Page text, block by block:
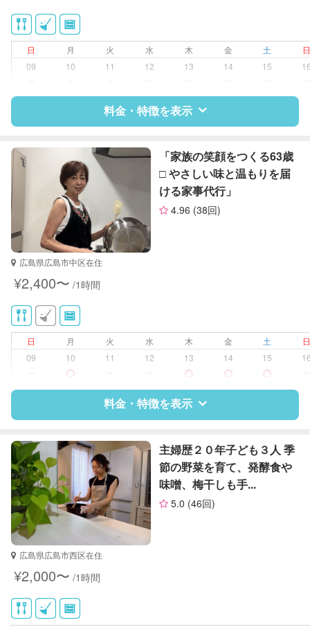
近隣買い物
家庭料理
作り置き料理
片付け/整理整頓
日 月 火 水 木 金 土
09
10 11 12 13 14 15
料金・特徴を表示
特徴 料金 レビュー
サポートの特徴
なし
対応可能/特徴
掃除（洗面所、お風呂場、お手洗
近隣買い物
家庭料理
作り置き料理
片付け/整理整頓
「家族の笑顔をつくる63歳
□️ やさしい味と温もりを届
ける家事代行」
4.96 (38回)
広島県広島市中区在住
¥2,400〜 /1時間
日 月 火 水 木 金 土
09
10 11 12 13 14 15
料金・特徴を表示
特徴 料金 レビュー
サポートの特徴
資格 なし
対応可能/特徴
近隣買い物
主婦歴２０年子ども３人 季
節の野菜を育て、発酵食や
味噌、梅干しも手...
5.0 (46回)
広島県広島市西区在住
¥2,000〜 /1時間